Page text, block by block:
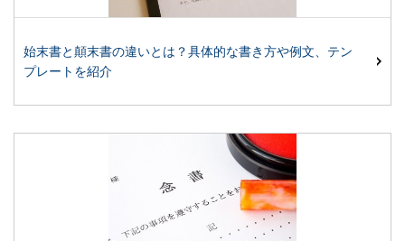
始末書と顛末書の違いとは？具体的な書き方や例文、テン
プレートを紹介